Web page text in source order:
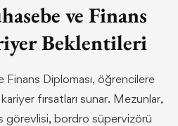
ve Finans
Beklentileri
Diploması, öğrencilere
fırsatları sunar. Mezunlar,
görevlisi, bordro süpervizörü